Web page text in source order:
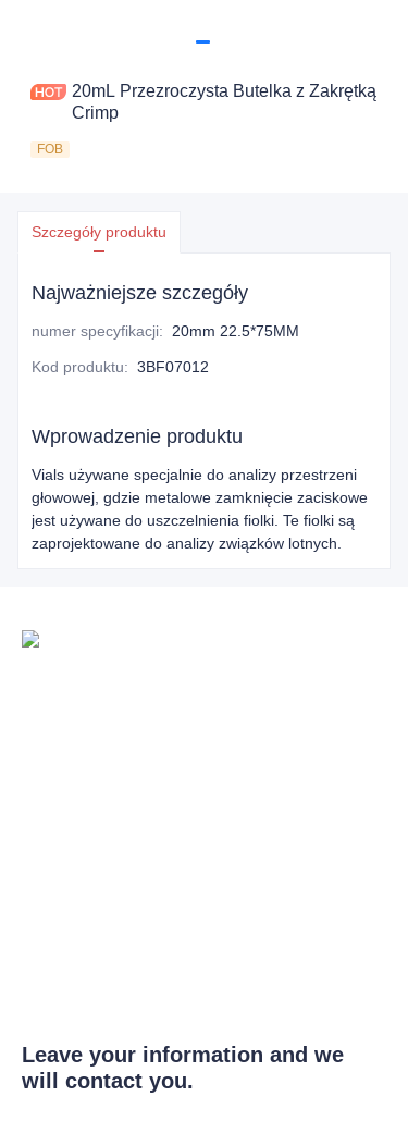
20mL Przezroczysta Butelka z Zakrętką
Crimp
FOB
Szczegóły produktu
Najważniejsze szczegóły
numer specyfikacji: 20mm 22.5*75MM
Kod produktu: 3BF07012
Wprowadzenie produktu
Vials używane specjalnie do analizy przestrzeni
głowowej, gdzie metalowe zamknięcie zaciskowe
jest używane do uszczelnienia fiolki. Te fiolki są
zaprojektowane do analizy związków lotnych.
Leave your information and we
will contact you.